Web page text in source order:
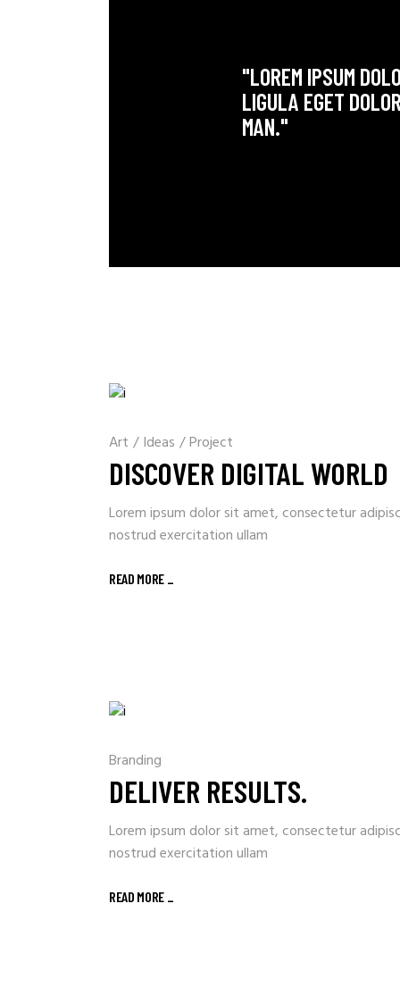
"LOREM IPSUM
LIGULA EGET
MAN."
Art / Ideas /Project
DISCOVER DIGITAL WORLD
Lorem ipsum dolor sit amet, consectetur
nostrud exercitation ullam
READ MORE _
Branding
DELIVER RESULTS.
Lorem ipsum dolor sit amet, consectetur
nostrud exercitation ullam
READ MORE _